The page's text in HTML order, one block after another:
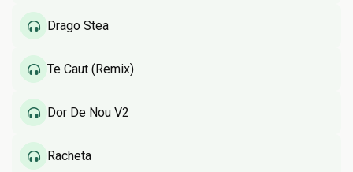
Drago Stea
Te Caut (Remix)
Dor De Nou V2
Racheta